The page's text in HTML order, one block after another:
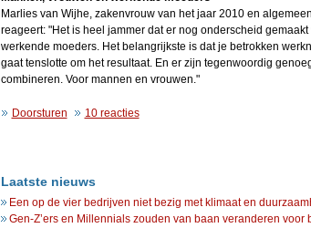
Marlies van Wijhe, zakenvrouw van het jaar 2010 en
reageert: "Het is heel jammer dat er nog onderscheid
werkende moeders. Het belangrijkste is dat je betrokken
gaat tenslotte om het resultaat. En er zijn tegenwoordig
combineren. Voor mannen en vrouwen."
Doorsturen 10 reacties
Laatste nieuws
Een op de vier bedrijven niet bezig met klimaat en
Gen-Z’ers en Millennials zouden van baan veranderen